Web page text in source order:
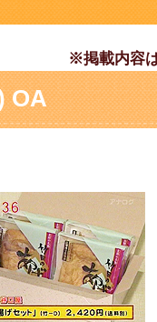
※掲載内容
OA